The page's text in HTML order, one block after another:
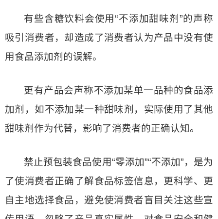
有些含糖饮料会使用“不添加甜味剂”的声称
吸引消费者，却造成了消费者认为产品中没有使
用食品添加剂的误解。
更有产品会声称不添加某单一品种的食品添
加剂，如不添加某一种甜味剂，实际使用了其他
甜味剂作为代替，影响了消费者的正确认知。
禁止预包装食品使用“零添加”“不添加”，是为
了使消费者正确了解食品标签信息，更科学、更
自主地选择食品，避免使消费者盲目关注这些宣